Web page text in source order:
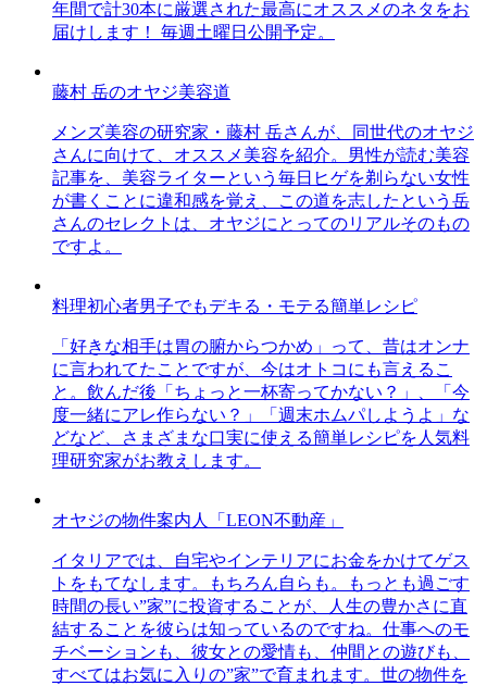
年間で計30本に厳選された最高にオススメのネタをお
届けします！ 毎週土曜日公開予定。
藤村 岳のオヤジ美容道
メンズ美容の研究家・藤村 岳さんが、同世代のオヤジ
さんに向けて、オススメ美容を紹介。男性が読む美容
記事を、美容ライターという毎日ヒゲを剃らない女性
が書くことに違和感を覚え、この道を志したという岳
さんのセレクトは、オヤジにとってのリアルそのもの
ですよ。
料理初心者男子でもデキる・モテる簡単レシピ
「好きな相手は胃の腑からつかめ」って、昔はオンナ
に言われてたことですが、今はオトコにも言えるこ
と。飲んだ後「ちょっと一杯寄ってかない？」、「今
度一緒にアレ作らない？」「週末ホムパしようよ」な
どなど、さまざまな口実に使える簡単レシピを人気料
理研究家がお教えします。
オヤジの物件案内人「LEON不動産」
イタリアでは、自宅やインテリアにお金をかけてゲス
トをもてなします。もちろん自らも。もっとも過ごす
時間の長い”家”に投資することが、人生の豊かさに直
結することを彼らは知っているのですね。仕事へのモ
チベーションも、彼女との愛情も、仲間との遊びも、
すべてはお気に入りの”家”で育まれます。世の物件を